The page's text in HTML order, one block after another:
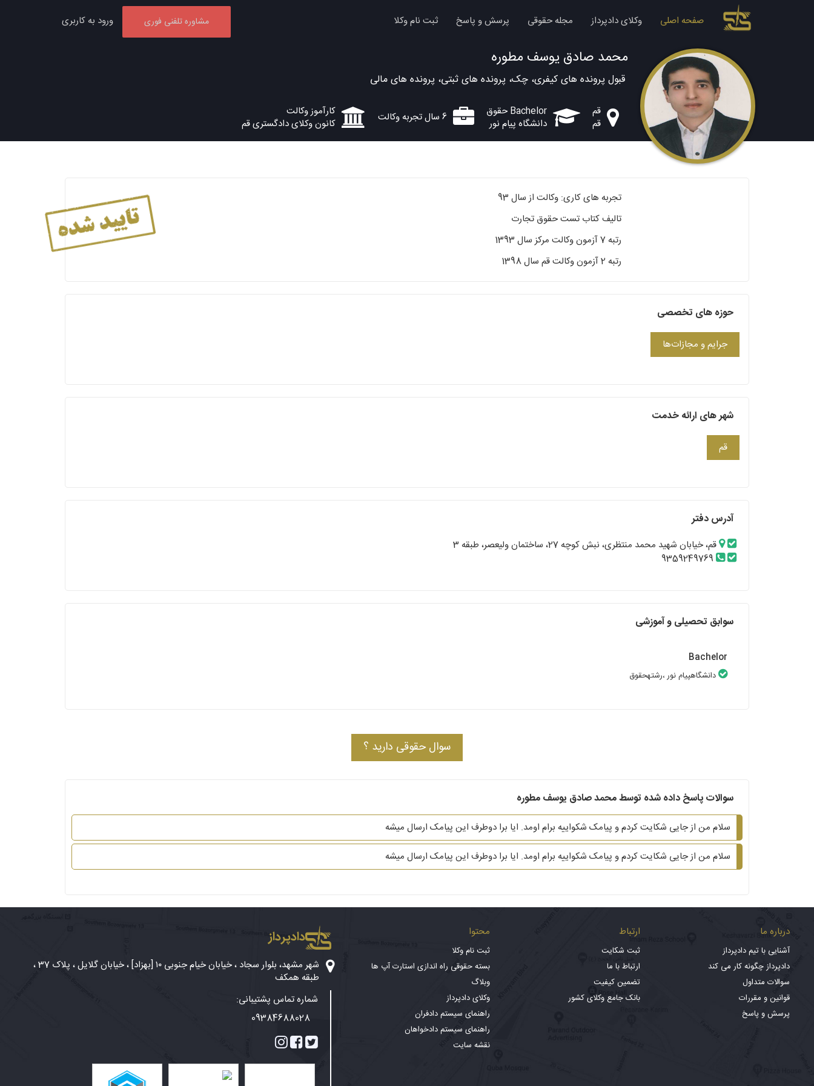
صفحه اصلی وکلای دادپرداز مجله حقوقی پرسش و پاسخ ثبت نام وکلا مشاوره تلفنی فوری ورود به کاربری
محمد صادق یوسف مطوره
قبول پرونده های کیفری، چک، پرونده های ثبتی، پرونده های مالی
قم
قم
Bachelor حقوق
دانشگاه پیام نور
6 سال تجربه وکالت
کارآموز وکالت
کانون وکلای دادگستری قم
تجربه های کاری: وکالت از سال 93
تالیف کتاب تست حقوق تجارت
رتبه 7 آزمون وکالت مرکز سال 1393
رتبه 2 آزمون وکالت قم سال 1398
حوزه های تخصصی
جرایم و مجازات‌ها
شهر های ارائه خدمت
قم
آدرس دفتر
قم، خیابان شهید محمد منتظری، نبش کوچه 27، ساختمان ولیعصر، طبقه 3
9359249769
سوابق تحصیلی و آموزشی
Bachelor
دانشگاهپیام نور ،رشتهحقوق
سوال حقوقی دارید ؟
سوالات پاسخ داده شده توسط محمد صادق یوسف مطوره
سلام من از جایی شکایت کردم و پیامک شکواییه برام اومد. ایا برا دوطرف این پیامک ارسال میشه
سلام من از جایی شکایت کردم و پیامک شکواییه برام اومد. ایا برا دوطرف این پیامک ارسال میشه
درباره ما
آشنایی با تیم دادپرداز
دادپرداز چگونه کار می کند
سوالات متداول
قوانین و مقررات
پرسش و پاسخ
ارتباط
ثبت شکایت
ارتباط با ما
تضمین کیفیت
بانک جامع وکلای کشور
محتوا
ثبت نام وکلا
بسته حقوقی راه اندازی استارت آپ ها
وبلاگ
وکلای دادپرداز
راهنمای سیستم دادفران
راهنمای سیستم دادخواهان
نقشه سایت
دادپرداز
شهر مشهد، بلوار سجاد ، خیابان خیام جنوبی ۱۰ [بهزاد] ، خیابان گلایل ، پلاک 37 ،
طبقه همکف
شماره تماس پشتیبانی:
09384688028